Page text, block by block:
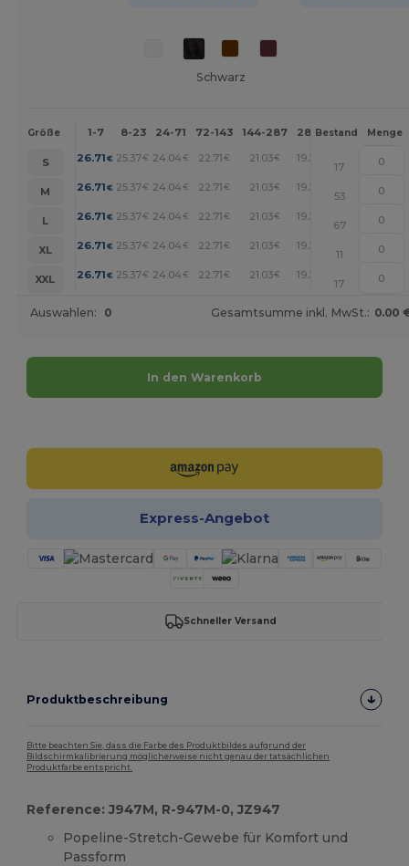
Schwarz
Größe 1-7 8-23 24-71 72-143 144-287 288 + Mehr
Bestand Menge
S 26.71 € 25.37€ 24.04€ 22.71€ 21.03€ 19.37
17
M
26.71 € 25.37€ 24.04€ 22.71€ 21.03€ 19.37
53
L
26.71 € 25.37€ 24.04€ 22.71€ 21.03€ 19.37
67
XL
26.71 € 25.37€ 24.04€ 22.71€ 21.03€ 19.37
11
XXL
26.71 € 25.37€ 24.04€ 22.71€ 21.03€ 19.37
17
Auswahlen: 0 Gesamtsumme inkl. MwSt.: 0.00
In den Warenkorb
Express-Angebot
Schneller Versand
Produktbeschreibung
Bitte beachten Sie, dass die Farbe des Produktbildes aufgrund der
Bildschirmkalibrierung möglicherweise nicht genau der tatsächlichen
Produktfarbe entspricht.
Reference: J947M, R-947M-0, JZ947
Popeline-Stretch-Gewebe für Komfort und
Passform